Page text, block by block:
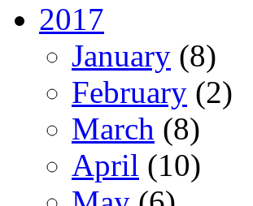
2017
January (8)
February (2)
March (8)
April (10)